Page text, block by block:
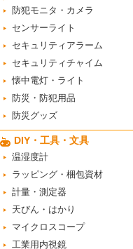
防犯モニタ・カメラ
センサーライト
セキュリティアラーム
セキュリティチャイム
懐中電灯・ライト
防災・防犯用品
防災グッズ
DIY・工具・文具
温湿度計
ラッピング・梱包資材
計量・測定器
天びん・はかり
マイクロスコープ
工業用内視鏡